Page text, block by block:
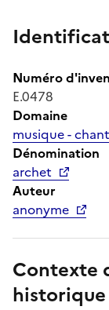
Numéro
E.0478
Domaine
musique -
Dénomination
archet
Auteur
anonyme
Contexte
historique